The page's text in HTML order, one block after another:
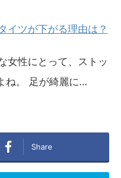
イツが下がる理由は？
女性にとって、ストッ
ね。 足が綺麗に…
Share